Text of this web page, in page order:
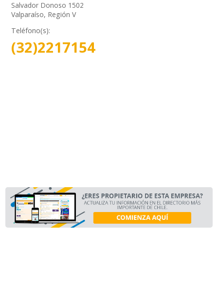
Salvador Donoso 1502
Valparaíso, Región V
Teléfono(s):
(32)2217154